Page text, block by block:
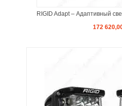
RIGID Adapt – Адаптивный
172